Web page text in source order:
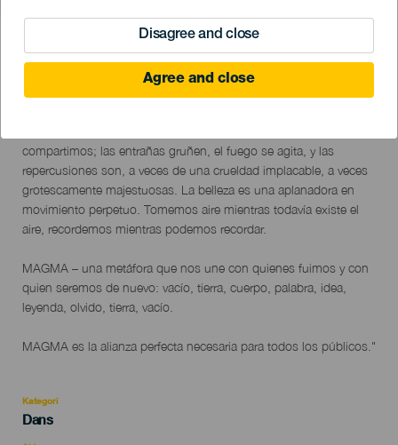
Disagree and close
Agree and close
TIDLIGERE AKTIVITET
Localidad
del
evento
compartimos; las entrañas gruñen, el fuego se agita, y las
repercusiones son, a veces de una crueldad implacable, a veces
grotescamente majestuosas. La belleza es una aplanadora en
movimiento perpetuo. Tomemos aire mientras todavía existe el
aire, recordemos mientras podemos recordar.
MAGMA – una metáfora que nos une con quienes fuimos y con
quien seremos de nuevo: vacío, tierra, cuerpo, palabra, idea,
leyenda, olvido, tierra, vacío.
MAGMA es la alianza perfecta necesaria para todos los públicos."
Kategori
Categoría
Dans